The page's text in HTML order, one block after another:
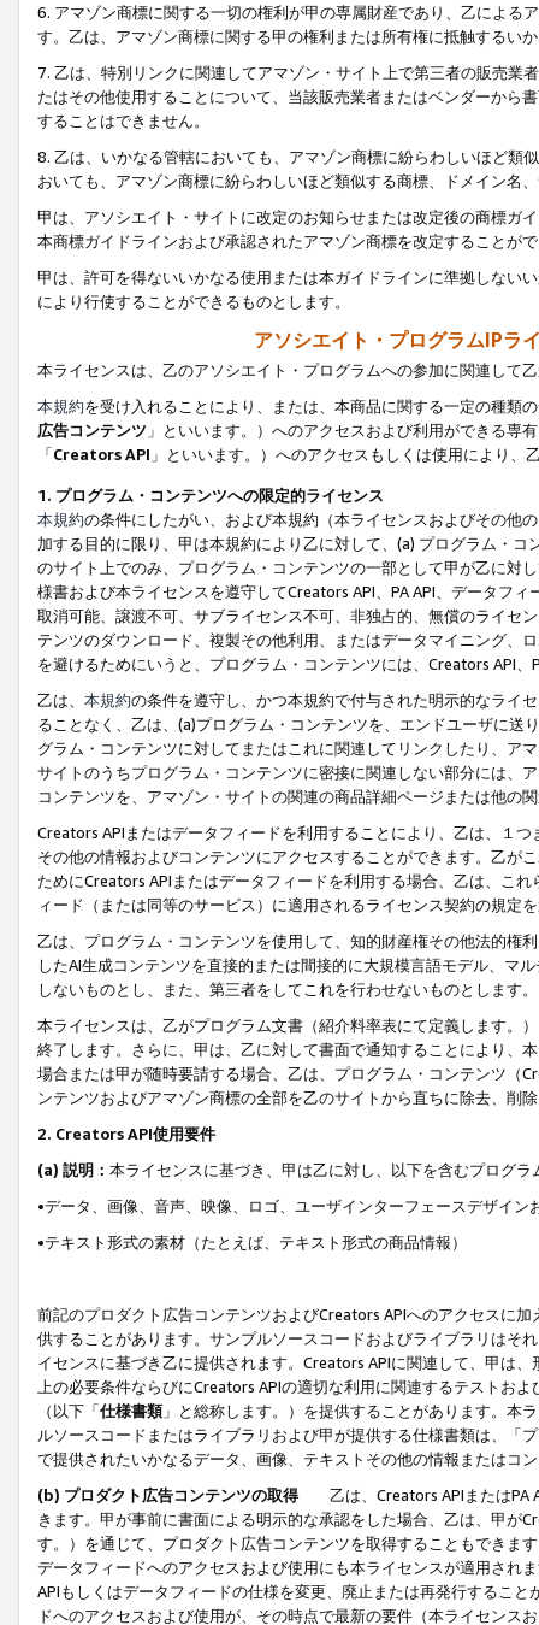
6. アマゾン商標に関する一切の権利が甲の専属財産であり、乙による
す。乙は、アマゾン商標に関する甲の権利または所有権に抵触するい
7. 乙は、特別リンクに関連してアマゾン・サイト上で第三者の販売
たはその他使用することについて、当該販売業者またはベンダーから
することはできません。
8. 乙は、いかなる管轄においても、アマゾン商標に紛らわしいほど類
おいても、アマゾン商標に紛らわしいほど類似する商標、ドメイン名
甲は、アソシエイト・サイトに改定のお知らせまたは改定後の商標ガ
本商標ガイドラインおよび承認されたアマゾン商標を改定することが
甲は、許可を得ないいかなる使用または本ガイドラインに準拠しない
により行使することができるものとします。
アソシエイト・プログラムIPラ
本ライセンスは、乙のアソシエイト・プログラムへの参加に関連して
本規約を受け入れることにより、または、本商品に関する一定の種類
広告コンテンツ 」といいます。）へのアクセスおよび利用ができる専
「Creators API 」といいます。）へのアクセスもしくは使用により
1. プログラム・コンテンツへの限定的ライセンス
本規約の条件にしたがい、および本規約（本ライセンスおよびその他
加する目的に限り、甲は本規約により乙に対して、(a) プログラム・
のサイト上でのみ、プログラム・コンテンツの一部として甲が乙に対
様書および本ライセンスを遵守してCreators API、PA API、データフ
取消可能、譲渡不可、サブライセンス不可、非独占的、無償のライセ
テンツのダウンロード、複製その他利用、またはデータマイニング、
を避けるためにいうと、プログラム・コンテンツには、Creators API
乙は、 本規約の条件を遵守し、かつ本規約で付与された明示的なライ
ることなく、乙は、(a)プログラム・コンテンツを、エンドユーザに
グラム・コンテンツに対してまたはこれに関連してリンクしたり、ア
サイトのうちプログラム・コンテンツに密接に関連しない部分には、
コンテンツを、アマゾン・サイトの関連の商品詳細ページまたは他の
Creators APIまたはデータフィードを利用することにより、乙は、１
その他の情報およびコンテンツにアクセスすることができます。乙が
ためにCreators APIまたはデータフィードを利用する場合、乙は、こ
ィード（または同等のサービス）に適用されるライセンス契約の規定
乙は、プログラム・コンテンツを使用して、知的財産権その他法的権
したAI生成コンテンツを直接的または間接的に大規模言語モデル、マ
しないものとし、また、第三者をしてこれを行わせないものとします。
本ライセンスは、乙がプログラム文書（紹介料率表にて定義します。
終了します。さらに、甲は、乙に対して書面で通知することにより、
場合または甲が随時要請する場合、乙は、プログラム・コンテンツ（
ンテンツおよびアマゾン商標の全部を乙のサイトから直ちに除去、削
2. Creators API使用要件
(a) 説明： 本ライセンスに基づき、甲は乙に対し、以下を含むプログ
•データ、画像、音声、映像、ロゴ、ユーザインターフェースデザイ
•テキスト形式の素材（たとえば、テキスト形式の商品情報）
前記のプロダクト広告コンテンツおよびCreators APIへのアクセスに
供することがあります。サンプルソースコードおよびライブラリはそ
イセンスに基づき乙に提供されます。Creators APIに関連して、甲は
上の必要条件ならびにCreators APIの適切な利用に関連するテストお
（以下「仕様書類」と総称します。）を提供することがあります。本
ルソースコードまたはライブラリおよび甲が提供する仕様書類は、「
で提供されたいかなるデータ、画像、テキストその他の情報またはコ
(b) プロダクト広告コンテンツの取得
乙は、Creators APIまたはPA
きます。甲が事前に書面による明示的な承認をした場合、乙は、甲が
す。）を通じて、プロダクト広告コンテンツを取得することもできま
データフィードへのアクセスおよび使用にも本ライセンスが適用され
APIもしくはデータフィードの仕様を変更、廃止または再発行するこ
ドへのアクセスおよび使用が、その時点で最新の要件（本ライセン